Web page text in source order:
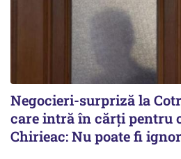
Negocieri-surpriză la
care intră în cărți pentru
Chirieac: Nu poate fi